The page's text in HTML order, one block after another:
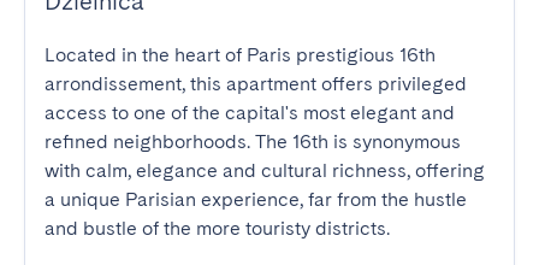
Located in the heart of Paris prestigious 16th
arrondissement, this apartment offers privileged
access to one of the capital's most elegant and
refined neighborhoods. The 16th is synonymous
with calm, elegance and cultural richness, offering
a unique Parisian experience, far from the hustle
and bustle of the more touristy districts.